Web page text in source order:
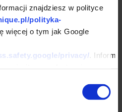
znajdziesz w polityce
polityka-
więcej o tym jak Google
privacy/ .
połączyć te informacje z
od Ciebie lub uzyskanymi
oraz
mogą
regeneracji
przed
skóry po